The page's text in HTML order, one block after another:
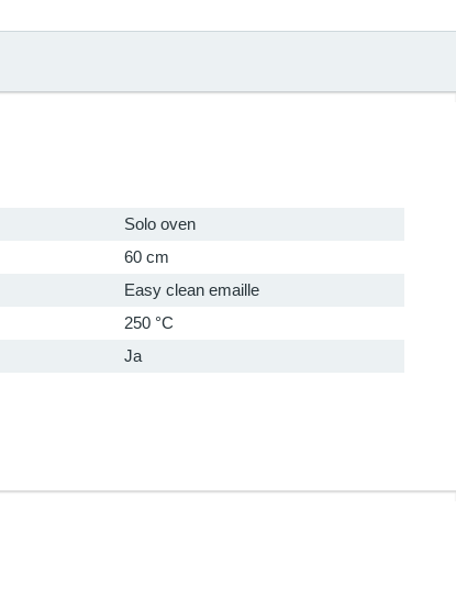
Solo oven
60 cm
Easy clean emaille
250 °C
Ja